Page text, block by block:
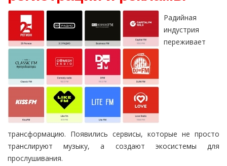
Радийная
индустрия
переживает
трансформацию. Появились сервисы, которые не просто
транслируют музыку, а создают экосистемы для
прослушивания.